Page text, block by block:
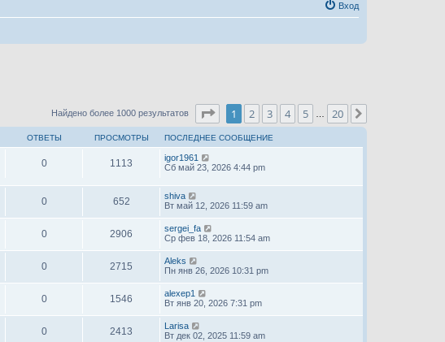
Вход
Найдено более 1000 результатов Страница 1 из20
1 2 3 4 5 20
ОТВЕТЫ ПРОСМОТРЫ ПОСЛЕДНЕЕ СООБЩЕНИЕ
0 1113
igor1961
Сб май 23, 2026 4:44 pm
0 652
shiva
Вт май 12, 2026 11:59 am
0 2906
sergei_fa
Ср фев 18, 2026 11:54 am
0 2715
Aleks
Пн янв 26, 2026 10:31 pm
0 1546
alexep1
Вт янв 20, 2026 7:31 pm
0 2413
Larisa
Вт дек 02, 2025 11:59 am